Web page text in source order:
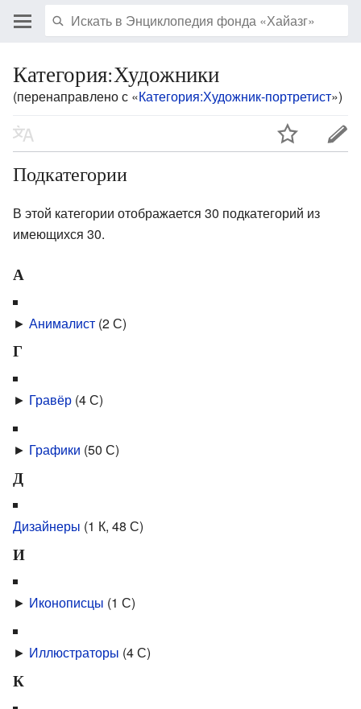
Категория:Художники
(перенаправлено с «Категория:Художник-портретист»)
Подкатегории
В этой категории отображается 30 подкатегорий из
имеющихся 30.
А
► Анималист (2 С)
Г
► Гравёр (4 С)
► Графики (50 С)
Д
Дизайнеры (1 К, 48 С)
И
► Иконописцы (1 С)
► Иллюстраторы (4 С)
К